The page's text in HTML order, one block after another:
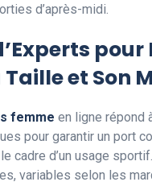
d’après-midi.
pour
Taille et Son
femme en ligne répond
pour garantir un port
cadre d’un usage
variables selon les